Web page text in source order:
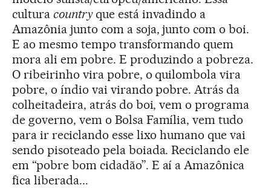
cultura countryque está invadindo a
Amazônia junto com a soja, junto com o boi.
E ao mesmo tempo transformando quem
mora ali em pobre. E produzindo a pobreza.
O ribeirinho vira pobre, o quilombola vira
pobre, o índio vai virando pobre. Atrás da
colheitadeira, atrás do boi, vem o programa
de governo, vem o Bolsa Família, vem tudo
para ir reciclando esse lixo humano que vai
sendo pisoteado pela boiada. Reciclando ele
em “pobre bom cidadão”. E aí a Amazônica
fica liberada...